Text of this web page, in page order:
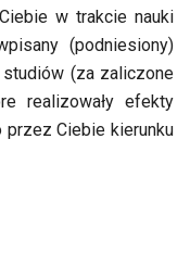
w trakcie nauki
(podniesiony)
(za zaliczone
realizowały efekty
przez Ciebie kierunku